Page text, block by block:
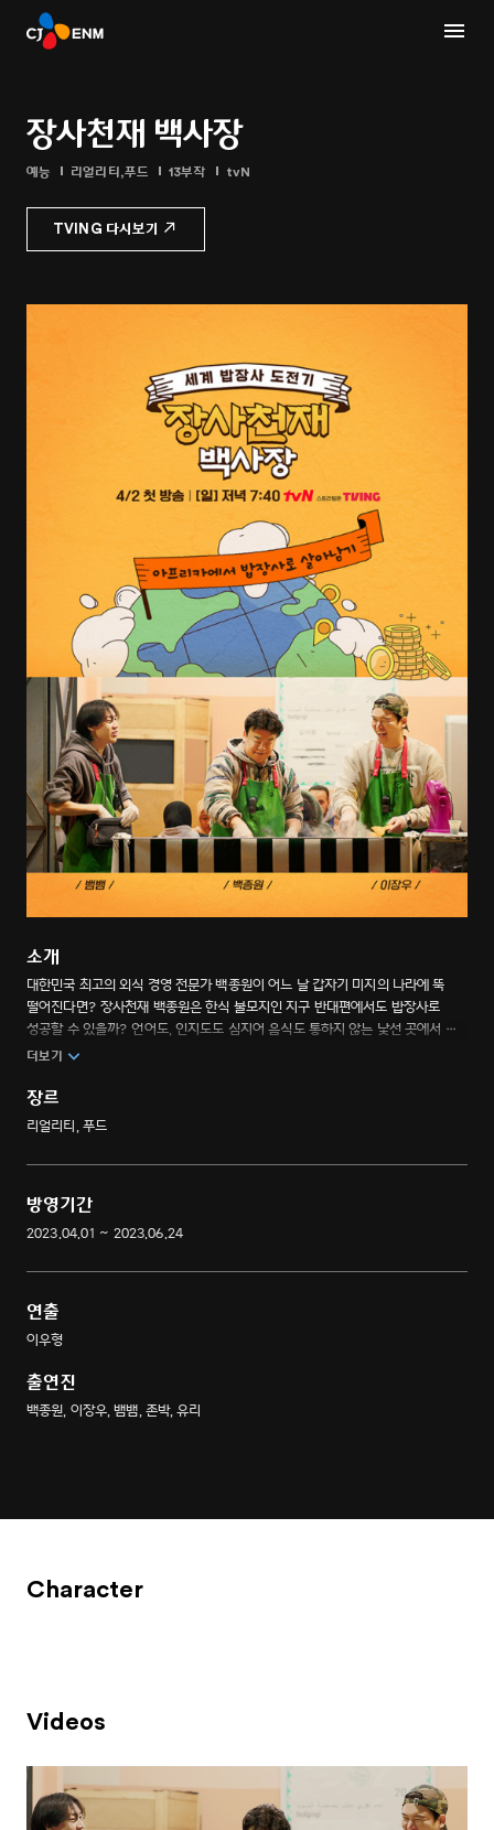
장사천재 백사장
예능 리얼리티,푸드 13부작 tvN
TVING 다시보기
소개
대한민국 최고의 외식 경영 전문가 백종원이 어느 날 갑자기 미지의 나라에 뚝
떨어진다면? 장사천재 백종원은 한식 불모지인 지구 반대편에서도 밥장사로
성공할 수 있을까? 언어도, 인지도도 심지어 음식도 통하지 않는 낯선 곳에서 텅
빈 가게를 한 땀 한 땀 일궈가며 월드 클래스 밥장사에 도전한다. 창업부터
더보기
장르
리얼리티, 푸드
방영기간
2023.04.01 ~ 2023.06.24
연출
이우형
출연진
백종원, 이장우, 뱀뱀, 존박, 유리
Character
Videos